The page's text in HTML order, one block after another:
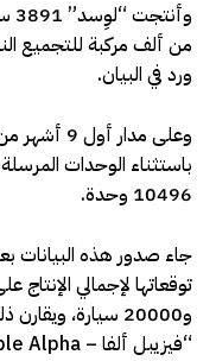
من ألف مركبة للتجميع
ورد في البيان.
باستثناء الوحدات
10496 وحدة.
جاء صدور هذه
و20000 سيارة،
“فيزيبل ألفا – Visible Alpha” عند حوالي 17800 مركبة.